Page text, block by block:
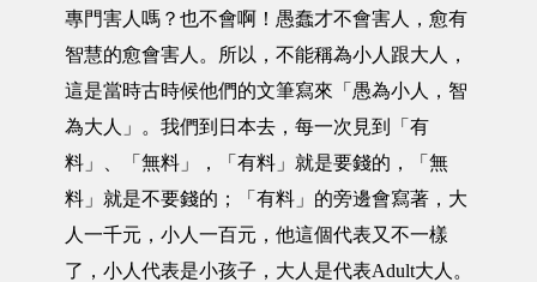
專門害人嗎？也不會啊！愚蠢才不會害人，愈有
智慧的愈會害人。所以，不能稱為小人跟大人，
這是當時古時候他們的文筆寫來「愚為小人，智
為大人」。我們到日本去，每一次見到「有
料」、「無料」，「有料」就是要錢的，「無
料」就是不要錢的；「有料」的旁邊會寫著，大
人一千元，小人一百元，他這個代表又不一樣
了，小人代表是小孩子，大人是代表Adult大人。